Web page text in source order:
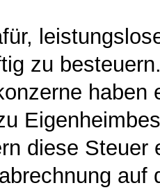
zu
diese Steuer
auf